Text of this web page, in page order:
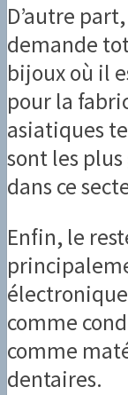
D’autre
demande
bijoux où il
pour la
asiatiques
sont les
dans ce
Enfin, le
comme
comme
dentaires.